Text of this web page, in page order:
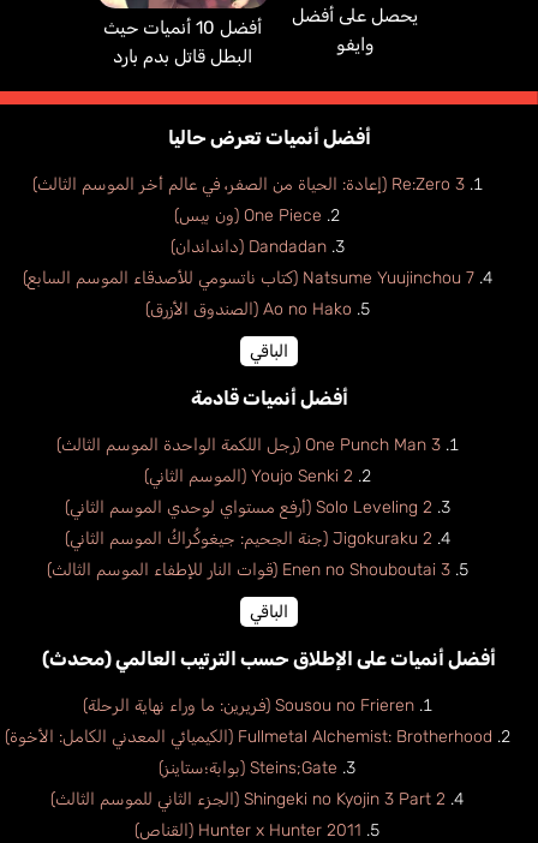
يحصل على أفضل
وايفو
أفضل 10 أنميات حيث
البطل قاتل بدم بارد
أفضل أنميات تعرض حاليا
Re:Zero 3 (إعادة: الحياة من الصفر، في عالم أخر الموسم الثالث)
One Piece (ون بيس)
Dandadan (دانداندان)
Natsume Yuujinchou 7 (كتاب ناتسومي للأصدقاء الموسم السابع)
Ao no Hako (الصندوق الأزرق)
الباقي
أفضل أنميات قادمة
One Punch Man 3 (رجل اللكمة الواحدة الموسم الثالث)
Youjo Senki 2 (الموسم الثاني)
Solo Leveling 2 (أرفع مستواي لوحدي الموسم الثاني)
Jigokuraku 2 (جنة الجحيم: جيغوكُراكُ الموسم الثاني)
Enen no Shouboutai 3 (قوات النار للإطفاء الموسم الثالث)
الباقي
أفضل أنميات على الإطلاق حسب الترتيب العالمي (محدث)
Sousou no Frieren (فريرين: ما وراء نهاية الرحلة)
Fullmetal Alchemist: Brotherhood (الكيميائي المعدني الكامل: الأخوة)
Steins;Gate (بوابة؛ستاينز)
Shingeki no Kyojin 3 Part 2 (الجزء الثاني للموسم الثالث)
Hunter x Hunter 2011 (القناص)